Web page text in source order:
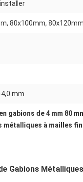
80x100mm, 80x120mm
mm
gabions de 4 mm 80
métalliques à mailles
Gabions